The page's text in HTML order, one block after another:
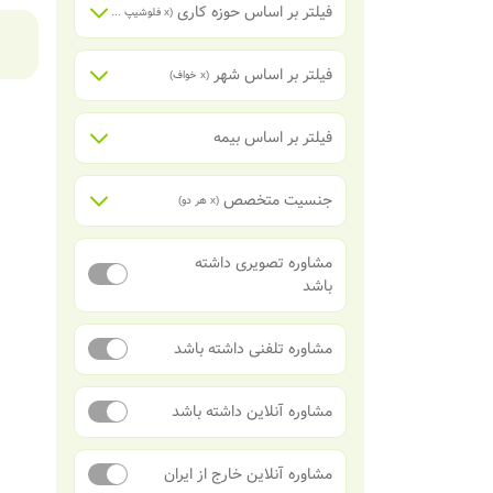
فیلتر بر اساس حوزه کاری (x فلوشیپ تخصصی جراحی دست )
فیلتر بر اساس شهر (x خواف)
فیلتر بر اساس بیمه
جنسیت متخصص (x هر دو)
مشاوره تصویری داشته
باشد
مشاوره تلفنی داشته باشد
مشاوره آنلاین داشته باشد
مشاوره آنلاین خارج از ایران